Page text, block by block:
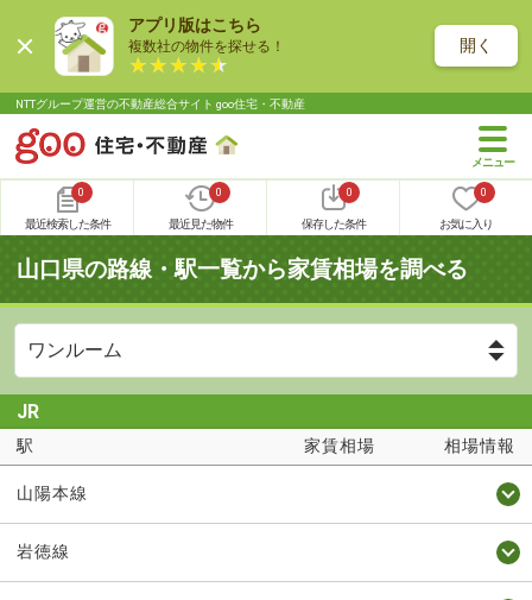
アプリ版はこちら
複数社の物件を探せる！ 開く
NTTグループ運営の不動産総合サイト goo住宅・不動産
0
最近検索した条件
0
最近見た物件
0
保存した条件
0
お気に入り
山口県の路線・駅一覧から家賃相場を調べる
JR
駅 家賃相場 相場情報
山陽本線
岩徳線